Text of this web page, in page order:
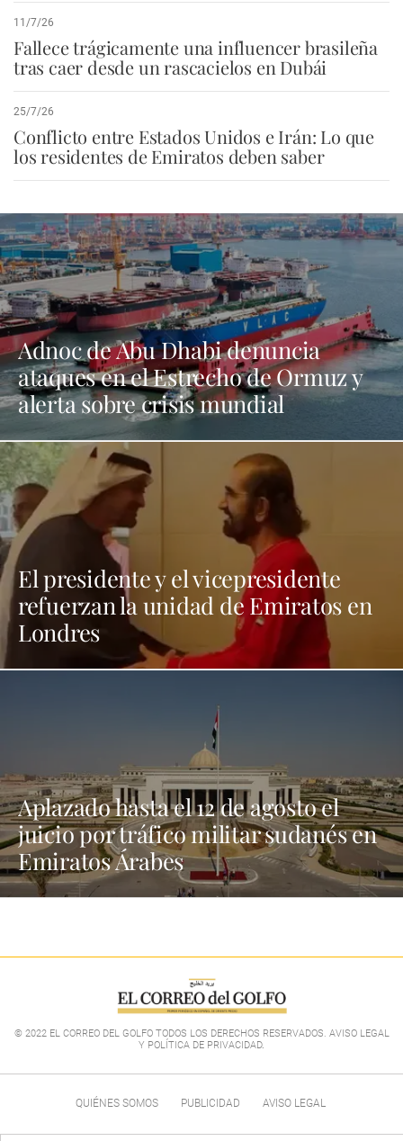
11/7/26
Fallece trágicamente una influencer brasileña
tras caer desde un rascacielos en Dubái
25/7/26
Conflicto entre Estados Unidos e Irán: Lo que
los residentes de Emiratos deben saber
Adnoc de Abu Dhabi denuncia
ataques en el Estrecho de Ormuz y
alerta sobre crisis mundial
El presidente y el vicepresidente
refuerzan la unidad de Emiratos en
Londres
Aplazado hasta el 12 de agosto el
juicio por tráfico militar sudanés en
Emiratos Árabes
© 2022 EL CORREO DEL GOLFO TODOS LOS DERECHOS RESERVADOS. AVISO LEGAL
Y POLÍTICA DE PRIVACIDAD.
QUIÉNES SOMOS PUBLICIDAD AVISO LEGAL